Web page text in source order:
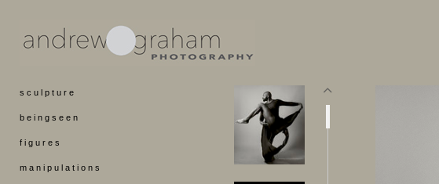
s c u l p t u r e
b e i n g s e e n
f i g u r e s
m a n i p u l a t i o n s